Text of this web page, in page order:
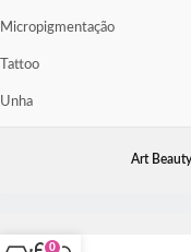
Micropigmentação
Tattoo
Unha
Art Beauty
0